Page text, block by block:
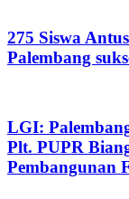
275 Siswa
Palembang
LGI:
Plt. PUPR
Pembangunan